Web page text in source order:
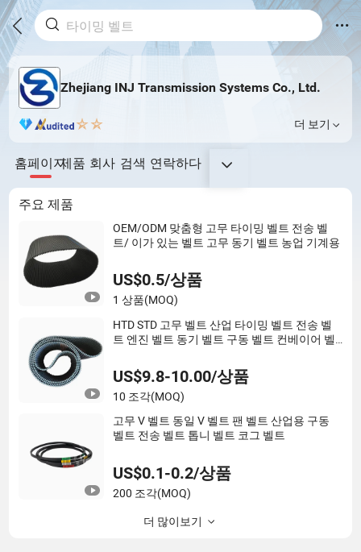
Zhejiang INJ Transmission Systems Co., Ltd.
더 보기
홈페이지제품 회사 검색 연락하다
주요 제품
OEM/ODM 맞춤형 고무 타이밍 벨트 전송 벨
트/ 이가 있는 벨트 고무 동기 벨트 농업 기계용
US$0.5/상품
1 상품(MOQ)
HTD STD 고무 벨트 산업 타이밍 벨트 전송 벨
트 엔진 벨트 동기 벨트 구동 벨트 컨베이어 벨
US$9.8-10.00/상품
10 조각(MOQ)
고무 V 벨트 동일 V 벨트 팬 벨트 산업용 구동
벨트 전송 벨트 톱니 벨트 코그 벨트
US$0.1-0.2/상품
200 조각(MOQ)
더 많이보기